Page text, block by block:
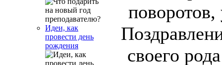
Идеи, как
провести день
рождения
поворотов,
своего